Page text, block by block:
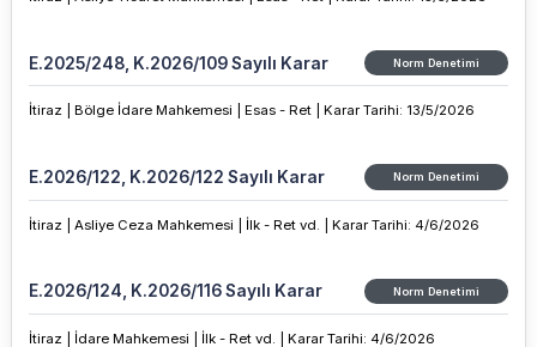
E.2025/248, K.2026/109 Sayılı Karar Norm Denetimi
İtiraz | Bölge İdare Mahkemesi | Esas - Ret | Karar Tarihi: 13/5/2026
E.2026/122, K.2026/122 Sayılı Karar Norm Denetimi
İtiraz | Asliye Ceza Mahkemesi | İlk - Ret vd. | Karar Tarihi: 4/6/2026
E.2026/124, K.2026/116 Sayılı Karar Norm Denetimi
İtiraz | İdare Mahkemesi | İlk - Ret vd. | Karar Tarihi: 4/6/2026